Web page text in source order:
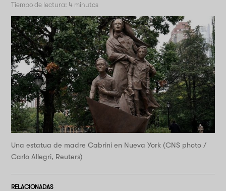
Tiempo de lectura: 4 minutos
Una estatua de madre Cabrini en Nueva York (CNS photo /
Carlo Allegri, Reuters)
RELACIONADAS